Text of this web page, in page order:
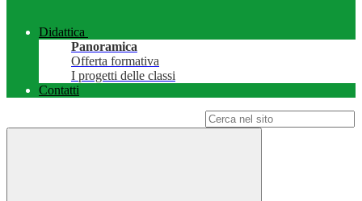
Didattica
Panoramica
Offerta formativa
I progetti delle classi
Contatti